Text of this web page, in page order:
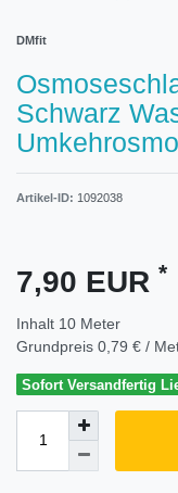
DMfit
Schwarz
Artikel-ID: 1092038
7,90 EUR *
Inhalt 10 Meter
Grundpreis 0,79 € /
Sofort Versandfertig